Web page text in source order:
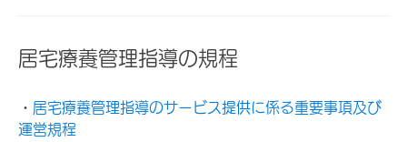
居宅療養管理指導の規程
・ 居宅療養管理指導のサービス提供に係る重要事項及び
運営規程